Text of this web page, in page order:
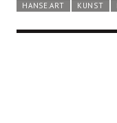
HANSE.ART
KUNST